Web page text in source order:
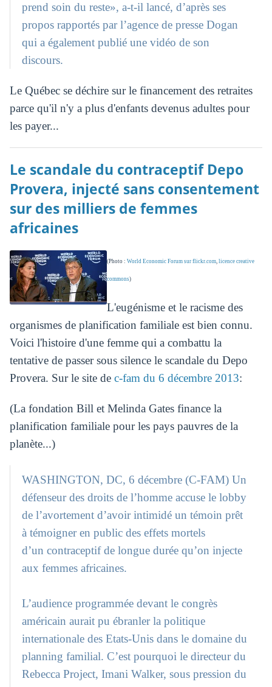
prend soin du reste», a-t-il lancé, d’après ses
propos rapportés par l’agence de presse Dogan
qui a également publié une vidéo de son
discours.
Le Québec se déchire sur le financement des retraites
parce qu'il n'y a plus d'enfants devenus adultes pour
les payer...
Le scandale du contraceptif Depo
Provera, injecté sans consentement
sur des milliers de femmes
africaines
(Photo : World Economic Forum sur flickr.com, licence creative
commons)
L'eugénisme et le racisme des
organismes de planification familiale est bien connu.
Voici l'histoire d'une femme qui a combattu la
tentative de passer sous silence le scandale du Depo
Provera. Sur le site de c-fam du 6 décembre 2013:
(La fondation Bill et Melinda Gates finance la
planification familiale pour les pays pauvres de la
planète...)
WASHINGTON, DC, 6 décembre (C-FAM) Un
défenseur des droits de l’homme accuse le lobby
de l’avortement d’avoir intimidé un témoin prêt
à témoigner en public des effets mortels
d’un contraceptif de longue durée qu’on injecte
aux femmes africaines.
L’audience programmée devant le congrès
américain aurait pu ébranler la politique
internationale des Etats-Unis dans le domaine du
planning familial. C’est pourquoi le directeur du
Rebecca Project, Imani Walker, sous pression du